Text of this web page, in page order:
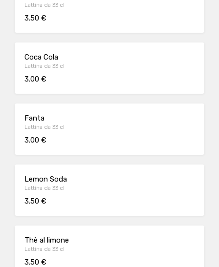
Lattina da 33 cl
3.50 €
Coca Cola
Lattina da 33 cl
3.00 €
Fanta
Lattina da 33 cl
3.00 €
Lemon Soda
Lattina da 33 cl
3.50 €
Thè al limone
Lattina da 33 cl
3.50 €